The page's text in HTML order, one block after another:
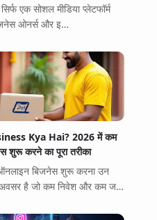
एक सोशल मीडिया प्लेटफॉर्म
ओनर्स और इ…
Kya Hai? 2026 में कम
शुरू करने का पूरा तरीका
बिजनेस शुरू करना उन
अवसर है जो कम निवेश और कम ज…